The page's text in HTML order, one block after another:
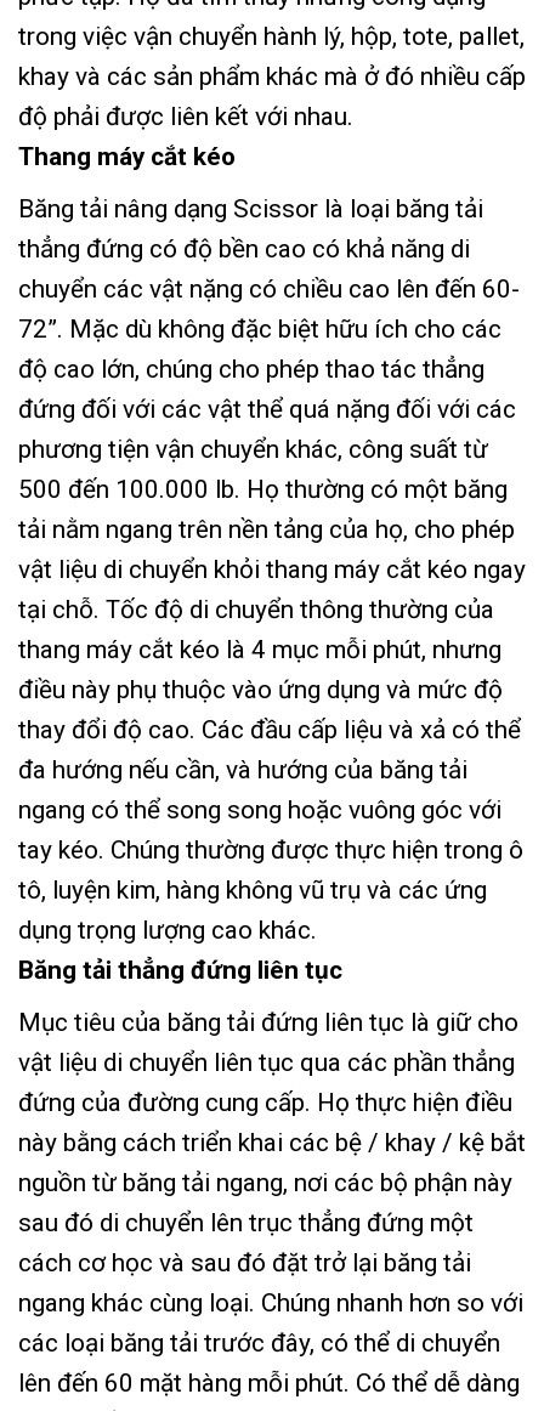
trong việc vận chuyển hành lý, hộp, tote, pallet,
khay và các sản phẩm khác mà ở đó nhiều cấp
độ phải được liên kết với nhau.
Thang máy cắt kéo
Băng tải nâng dạng Scissor là loại băng tải
thẳng đứng có độ bền cao có khả năng di
chuyển các vật nặng có chiều cao lên đến 60-
72”. Mặc dù không đặc biệt hữu ích cho các
độ cao lớn, chúng cho phép thao tác thẳng
đứng đối với các vật thể quá nặng đối với các
phương tiện vận chuyển khác, công suất từ ​​
500 đến 100.000 lb. Họ thường có một băng
tải nằm ngang trên nền tảng của họ, cho phép
vật liệu di chuyển khỏi thang máy cắt kéo ngay
tại chỗ. Tốc độ di chuyển thông thường của
thang máy cắt kéo là 4 mục mỗi phút, nhưng
điều này phụ thuộc vào ứng dụng và mức độ
thay đổi độ cao. Các đầu cấp liệu và xả có thể
đa hướng nếu cần, và hướng của băng tải
ngang có thể song song hoặc vuông góc với
tay kéo. Chúng thường được thực hiện trong ô
tô, luyện kim, hàng không vũ trụ và các ứng
dụng trọng lượng cao khác.
Băng tải thẳng đứng liên tục
Mục tiêu của băng tải đứng liên tục là giữ cho
vật liệu di chuyển liên tục qua các phần thẳng
đứng của đường cung cấp. Họ thực hiện điều
này bằng cách triển khai các bệ / khay / kệ bắt
nguồn từ băng tải ngang, nơi các bộ phận này
sau đó di chuyển lên trục thẳng đứng một
cách cơ học và sau đó đặt trở lại băng tải
ngang khác cùng loại. Chúng nhanh hơn so với
các loại băng tải trước đây, có thể di chuyển
lên đến 60 mặt hàng mỗi phút. Có thể dễ dàng